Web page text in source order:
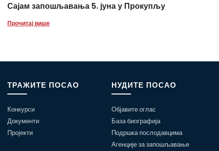
Сајам запошљавања 5. јуна у Прокупљу
Прочитај више
ТРАЖИТЕ ПОСАО
Конкурси
Документи
Пројекти
НУДИТЕ ПОСАО
Објавите оглас
База биографија
Подршка послодавцима
Агенције за запошљавање